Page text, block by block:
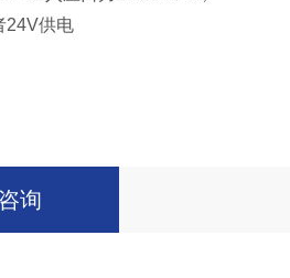
24V供电
询